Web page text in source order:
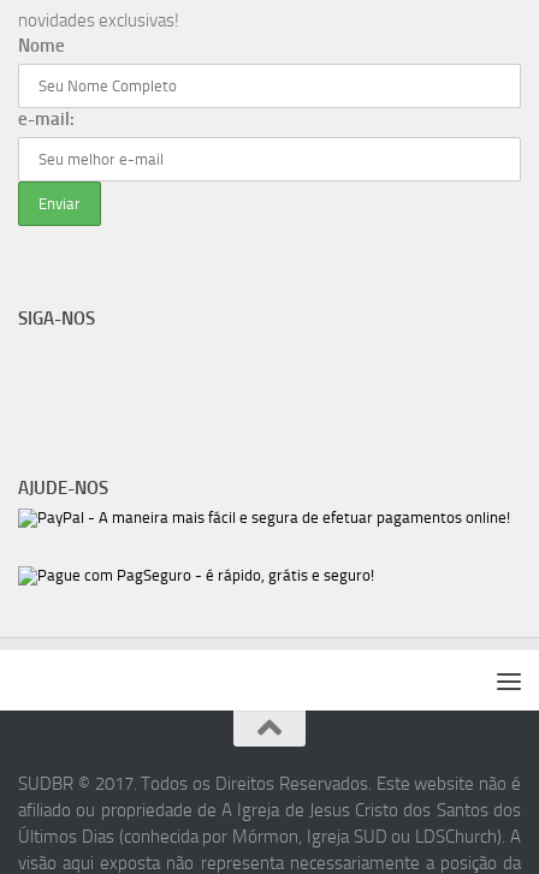
novidades exclusivas!
Nome
e-mail:
SIGA-NOS
AJUDE-NOS
SUDBR © 2017. Todos os Direitos Reservados. Este website não é
afiliado ou propriedade de A Igreja de Jesus Cristo dos Santos dos
Últimos Dias (conhecida por Mórmon, Igreja SUD ou LDSChurch). A
visão aqui exposta não representa necessariamente a posição da